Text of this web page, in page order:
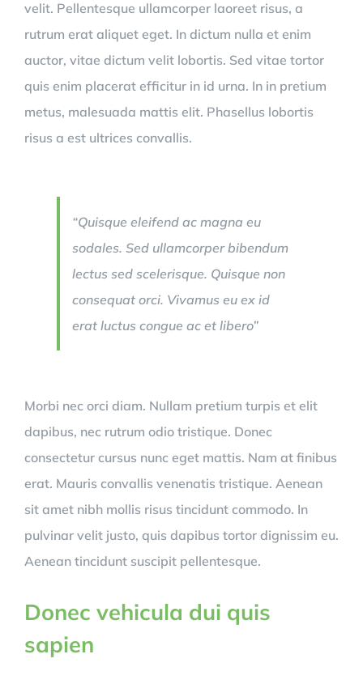
velit. Pellentesque ullamcorper laoreet risus, a
rutrum erat aliquet eget. In dictum nulla et enim
auctor, vitae dictum velit lobortis. Sed vitae tortor
quis enim placerat efficitur in id urna. In in pretium
metus, malesuada mattis elit. Phasellus lobortis
risus a est ultrices convallis.
“Quisque eleifend ac magna eu
sodales. Sed ullamcorper bibendum
lectus sed scelerisque. Quisque non
consequat orci. Vivamus eu ex id
erat luctus congue ac et libero”
Morbi nec orci diam. Nullam pretium turpis et elit
dapibus, nec rutrum odio tristique. Donec
consectetur cursus nunc eget mattis. Nam at finibus
erat. Mauris convallis venenatis tristique. Aenean
sit amet nibh mollis risus tincidunt commodo. In
pulvinar velit justo, quis dapibus tortor dignissim eu.
Aenean tincidunt suscipit pellentesque.
Donec vehicula dui quis
sapien